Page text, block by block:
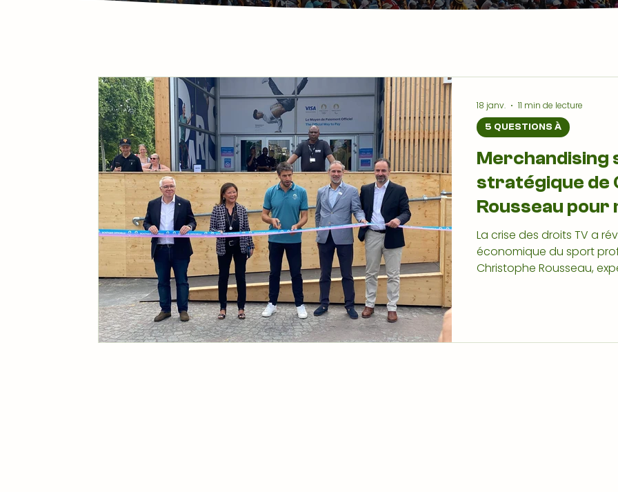
Merchandising
stratégique de
Rousseau
économique
La crise des droits TV a
économique du sport
Christophe Rousseau,
5 QUESTIONS À
18 janv. 11 min de lecture